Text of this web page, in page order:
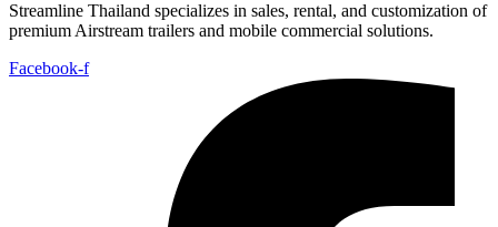
Streamline Thailand specializes in sales, rental, and customization of
premium Airstream trailers and mobile commercial solutions.
Facebook-f